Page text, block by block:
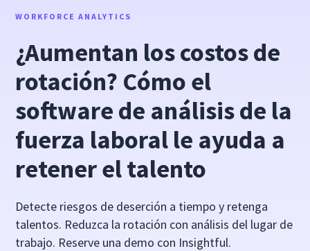
WORKFORCE ANALYTICS
¿Aumentan los costos de
rotación? Cómo el
software de análisis de la
fuerza laboral le ayuda a
retener el talento
Detecte riesgos de deserción a tiempo y retenga
talentos. Reduzca la rotación con análisis del lugar de
trabajo. Reserve una demo con Insightful.